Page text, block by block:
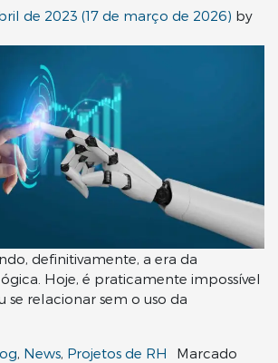
de 2023 (17 de março de 2026) by
definitivamente, a era da
Hoje, é praticamente impossível
se relacionar sem o uso da
, News, Projetos de RH
Marcado